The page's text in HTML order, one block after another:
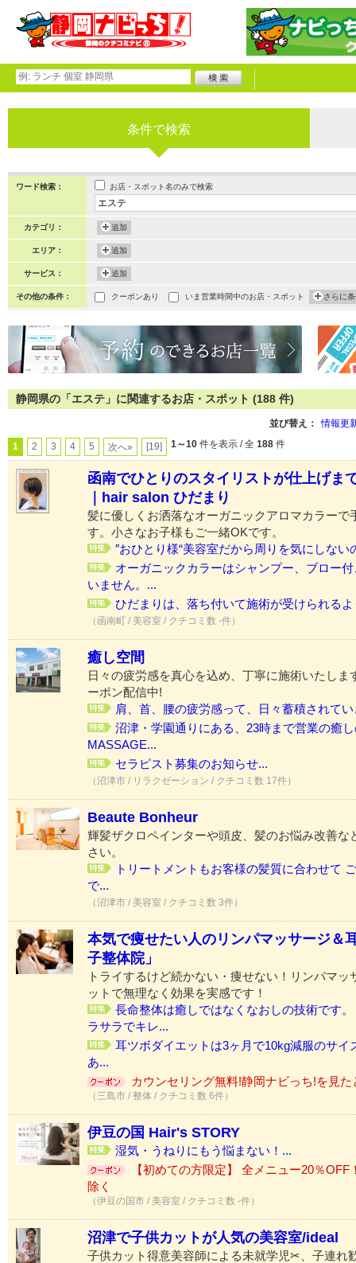
条件で検索
ワード検索： お店・スポット名のみで検索
カテゴリ： 追加
エリア： 追加
サービス： 追加
その他の条件： クーポンあり いま営業時間中のお店・スポット さらに
静岡県の「エステ」に関連するお店・スポット (188 件)
並び替え： 情報更
1 2 3 4 5 次へ» [19] 1～10 件を表示 / 全 188 件
函南でひとりのスタイリストが仕上げま
｜hair salon ひだまり
髪に優しくお洒落なオーガニックアロマカラーで
す。小さなお子様もご一緒OKです。
″おひとり様“美容室だから周りを気にしない
オーガニックカラーはシャンプー、ブロー
いません。...
ひだまりは、落ち付いて施術が受けられる
（函南町 / 美容室 / クチコミ数 -件）
癒し空間
日々の疲労感を真心を込め、丁寧に施術いたしま
ーポン配信中!
肩、首、腰の疲労感って、日々蓄積されて
沼津・学園通りにある、23時まで営業の癒
MASSAGE...
セラピスト募集のお知らせ...
（沼津市 / リラクゼーション / クチコミ数 17件）
Beaute Bonheur
輝髪ザクロペインターや頭皮、髪のお悩み改善な
さい。
トリートメントもお客様の髪質に合わせて
で...
（沼津市 / 美容室 / クチコミ数 3件）
本気で痩せたい人のリンパマッサージ＆
子整体院」
トライするけど続かない・痩せない！リンパマッ
ットで無理なく効果を実感です！
長命整体は癒しではなくなおしの技術です
ラサラでキレ...
耳ツボダイエットは3ヶ月で10kg減服のサイ
あ...
カウンセリング無料!静岡ナビっち!を見
（三島市 / 整体 / クチコミ数 6件）
伊豆の国 Hair's STORY
湿気・うねりにもう悩まない！...
【初めての方限定】 全メニュー20％
除く
（伊豆の国市 / 美容室 / クチコミ数 -件）
沼津で子供カットが人気の美容室/ideal
子供カット得意美容師による未就学児✂、子連れ